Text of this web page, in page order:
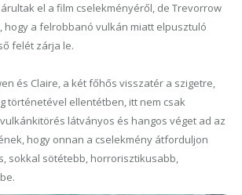
el a film cselekményéről, de Trevorrow
hogy a felrobbanó vulkán miatt elpusztuló
felét zárja le.
és Claire, a két főhős visszatér a szigetre,
történetével ellentétben, itt nem csak
látványos és hangos véget ad az
hogy onnan a cselekmény átforduljon
sokkal sötétebb, horrorisztikusabb,